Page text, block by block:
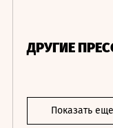
ДРУГИЕ
Показать еще